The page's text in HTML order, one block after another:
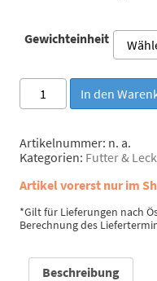
Gewichteinheit
Terra
Canis
Classic
Menge
In den
Artikelnummer: n. a.
Kategorien: Futter &
Artikel vorerst nur im
*Gilt für Lieferungen nach
Berechnung des
Beschreibung